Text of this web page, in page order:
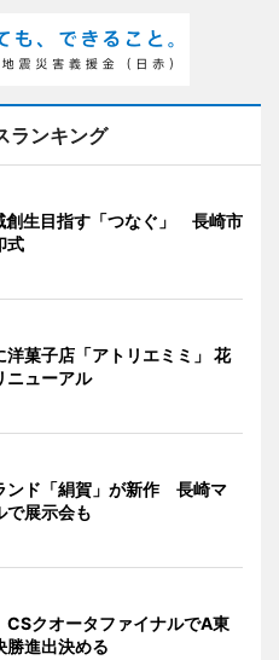
ランキング
創生目指す「つなぐ」 長崎市
式
洋菓子店「アトリエミミ」 花
ニューアル
ンド「絹賀」が新作 長崎マ
で展示会も
CSクオータファイナルでA東
進出決める